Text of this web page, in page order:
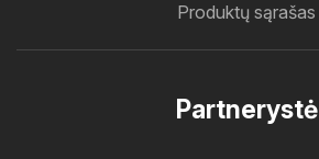
Produktų sąrašas
Partnerystė